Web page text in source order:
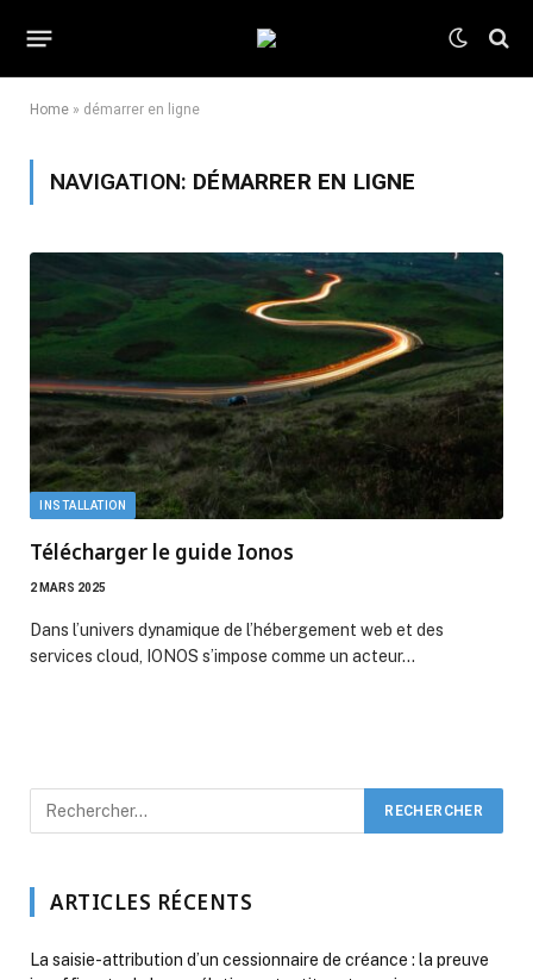
Home » démarrer en ligne
NAVIGATION: DÉMARRER EN LIGNE
INSTALLATION
Télécharger le guide Ionos
2 MARS 2025
Dans l’univers dynamique de l’hébergement web et des
services cloud, IONOS s’impose comme un acteur…
ARTICLES RÉCENTS
La saisie-attribution d’un cessionnaire de créance : la preuve